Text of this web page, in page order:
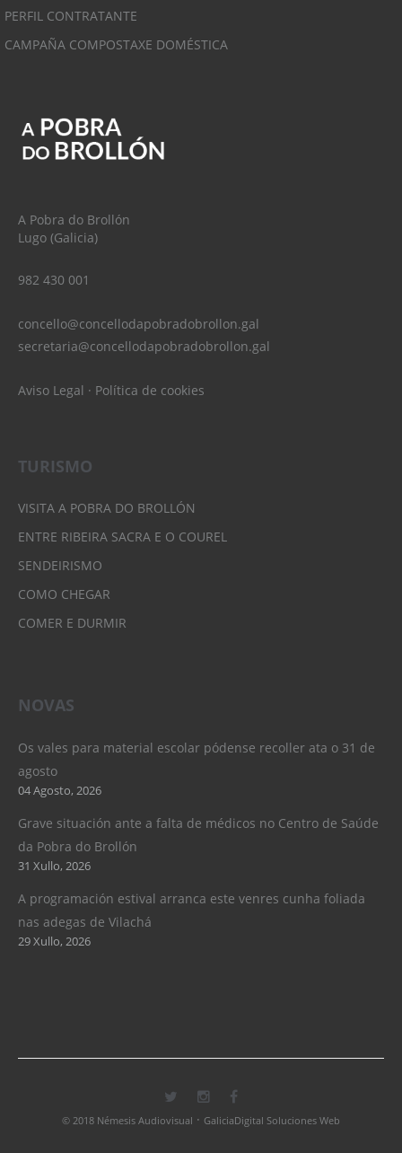
PERFIL CONTRATANTE
CAMPAÑA COMPOSTAXE DOMÉSTICA
A Pobra do Brollón
Lugo (Galicia)
982 430 001
concello@concellodapobradobrollon.gal
secretaria@concellodapobradobrollon.gal
Aviso Legal · Política de cookies
TURISMO
VISITA A POBRA DO BROLLÓN
ENTRE RIBEIRA SACRA E O COUREL
SENDEIRISMO
COMO CHEGAR
COMER E DURMIR
NOVAS
Os vales para material escolar pódense recoller ata o 31 de
agosto
04 Agosto, 2026
Grave situación ante a falta de médicos no Centro de Saúde
da Pobra do Brollón
31 Xullo, 2026
A programación estival arranca este venres cunha foliada
nas adegas de Vilachá
29 Xullo, 2026
© 2018 Némesis Audiovisual · GaliciaDigital Soluciones Web